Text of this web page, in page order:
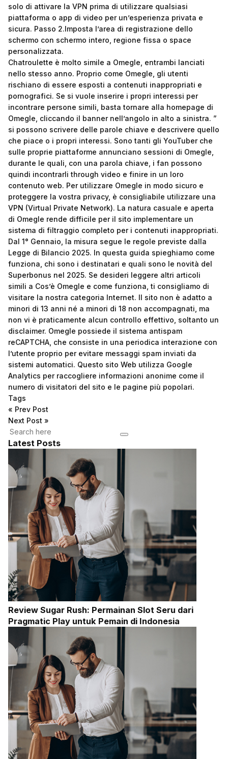
solo di attivare la VPN prima di utilizzare qualsiasi
piattaforma o app di video per un’esperienza privata e
sicura. Passo 2.Imposta l’area di registrazione dello
schermo con schermo intero, regione fissa o space
personalizzata.
Chatroulette è molto simile a Omegle, entrambi lanciati
nello stesso anno. Proprio come Omegle, gli utenti
rischiano di essere esposti a contenuti inappropriati e
pornografici. Se si vuole inserire i propri interessi per
incontrare persone simili, basta tornare alla homepage di
Omegle, cliccando il banner nell’angolo in alto a sinistra. ”
si possono scrivere delle parole chiave e descrivere quello
che piace o i propri interessi. Sono tanti gli YouTuber che
sulle proprie piattaforme annunciano sessioni di Omegle,
durante le quali, con una parola chiave, i fan possono
quindi incontrarli through video e finire in un loro
contenuto web. Per utilizzare Omegle in modo sicuro e
proteggere la vostra privacy, è consigliabile utilizzare una
VPN (Virtual Private Network). La natura casuale e aperta
di Omegle rende difficile per il sito implementare un
sistema di filtraggio completo per i contenuti inappropriati.
Dal 1° Gennaio, la misura segue le regole previste dalla
Legge di Bilancio 2025. In questa guida spieghiamo come
funziona, chi sono i destinatari e quali sono le novità del
Superbonus nel 2025. Se desideri leggere altri articoli
simili a Cos’è Omegle e come funziona, ti consigliamo di
visitare la nostra categoria Internet. Il sito non è adatto a
minori di 13 anni né a minori di 18 non accompagnati, ma
non vi è praticamente alcun controllo effettivo, soltanto un
disclaimer. Omegle possiede il sistema antispam
reCAPTCHA, che consiste in una periodica interazione con
l’utente proprio per evitare messaggi spam inviati da
sistemi automatici. Questo sito Web utilizza Google
Analytics per raccogliere informazioni anonime come il
numero di visitatori del sito e le pagine più popolari.
Tags
« Prev Post
Next Post »
Latest Posts
Review Sugar Rush: Permainan Slot Seru dari
Pragmatic Play untuk Pemain di Indonesia